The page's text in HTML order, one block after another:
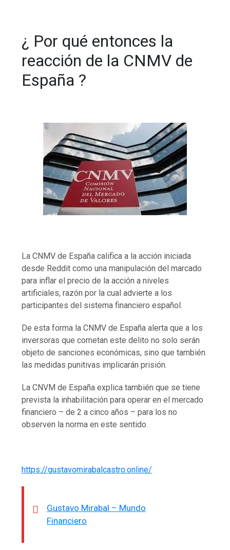
¿ Por qué entonces la
reacción de la CNMV de
España ?
La CNMV de España califica a la acción iniciada
desde Reddit como una manipulación del marcado
para inflar el precio de la acción a niveles
artificiales, razón por la cual advierte a los
participantes del sistema financiero español.
De esta forma la CNMV de España alerta que a los
inversoras que cometan este delito no solo serán
objeto de sanciones económicas, sino que también
las medidas punitivas implicarán prisión.
La CNVM de España explica también que se tiene
prevista la inhabilitación para operar en el mercado
financiero – de 2 a cinco años – para los no
observen la norma en este sentido.
https://gustavomirabalcastro.online/
Gustavo Mirabal – Mundo
Financiero